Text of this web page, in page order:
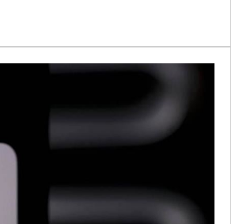
期成長動能。美國財經媒體
全球最強大的AI模型，關鍵可能在於
自由使用各種模型的平台。